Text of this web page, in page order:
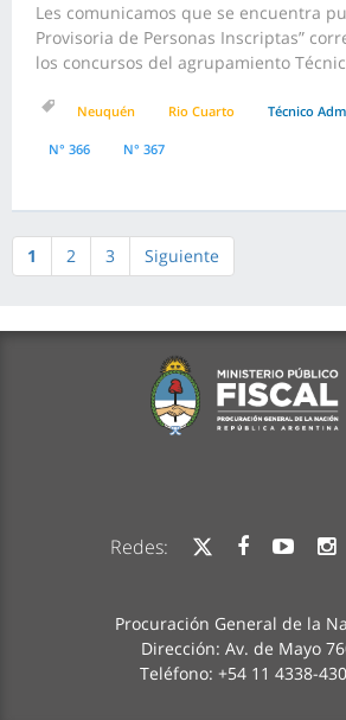
Les comunicamos que se encuentra
Provisoria de Personas Inscriptas”
los concursos del agrupamiento
Neuquén Rio Cuarto Técnico
N° 366 N° 367
1 2 3 Siguiente
Redes:
Procuración General de la
Dirección: Av. de Mayo
Teléfono: +54 11 4338-